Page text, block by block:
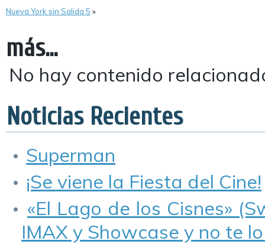
Nueva York sin Salida 5 »
más...
No hay contenido
Noticias Recientes
Superman
¡Se viene la Fiesta del Cine!
«El Lago de los Cisnes»
IMAX y Showcase y no te